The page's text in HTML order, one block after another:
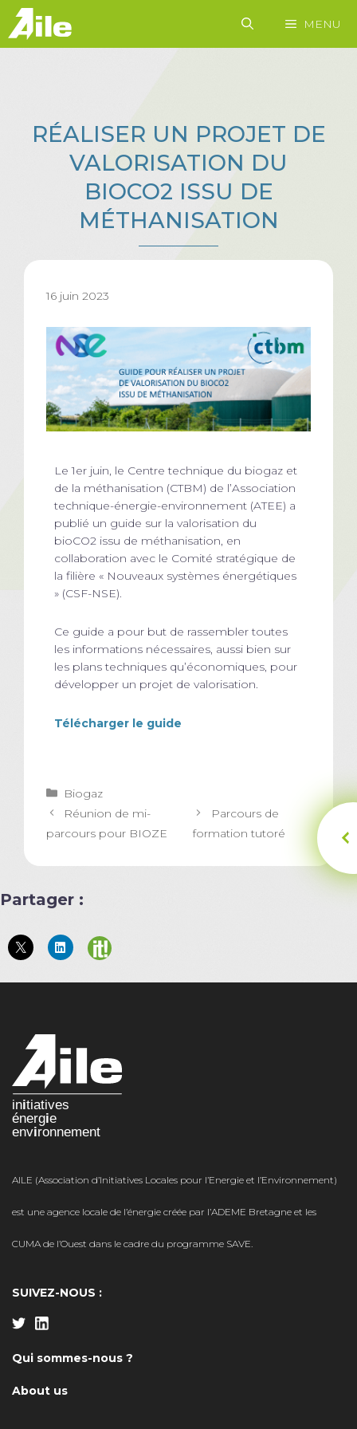
Aller
contenu
MENU
RÉALISER UN PROJET DE
VALORISATION DU
BIOCO2 ISSU DE
MÉTHANISATION
16 juin 2023
Le 1er juin, le Centre technique du biogaz et
de la méthanisation (CTBM) de l’Association
technique-énergie-environnement (ATEE) a
publié un guide sur la valorisation du
bioCO2 issu de méthanisation, en
collaboration avec le Comité stratégique de
la filière « Nouveaux systèmes énergétiques
» (CSF-NSE).
Ce guide a pour but de rassembler toutes
les informations nécessaires, aussi bien sur
les plans techniques qu’économiques, pour
développer un projet de valorisation.
Télécharger le guide
Catégories
Biogaz
Réunion de mi-
parcours pour BIOZE
Parcours de
formation tutoré
Partager :
AILE (Association d’Initiatives Locales pour l’Energie et l’Environnement)
est une agence locale de l’énergie créée par l’ADEME Bretagne et les
CUMA de l’Ouest dans le cadre du programme SAVE.
SUIVEZ-NOUS :
Qui sommes-nous ?
About us